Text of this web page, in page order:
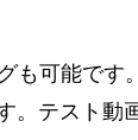
も可能です
。テスト動